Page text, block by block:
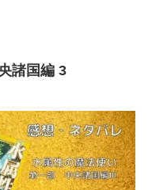
諸国編 3